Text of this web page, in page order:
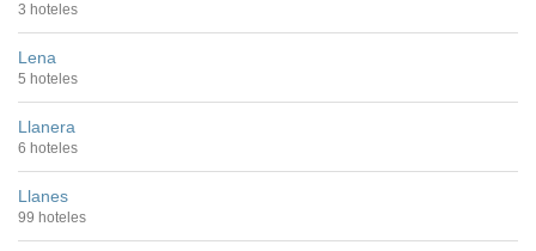
3 hoteles
Lena
5 hoteles
Llanera
6 hoteles
Llanes
99 hoteles